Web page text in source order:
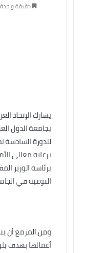
دقيقة واحدة
يشارك الإتحاد
بجامعة الدول
للدورة السادسة
برعايه معالى
برئاسة الوزير
النوعية في
ومن المزمع أن
أعمالها بهدف